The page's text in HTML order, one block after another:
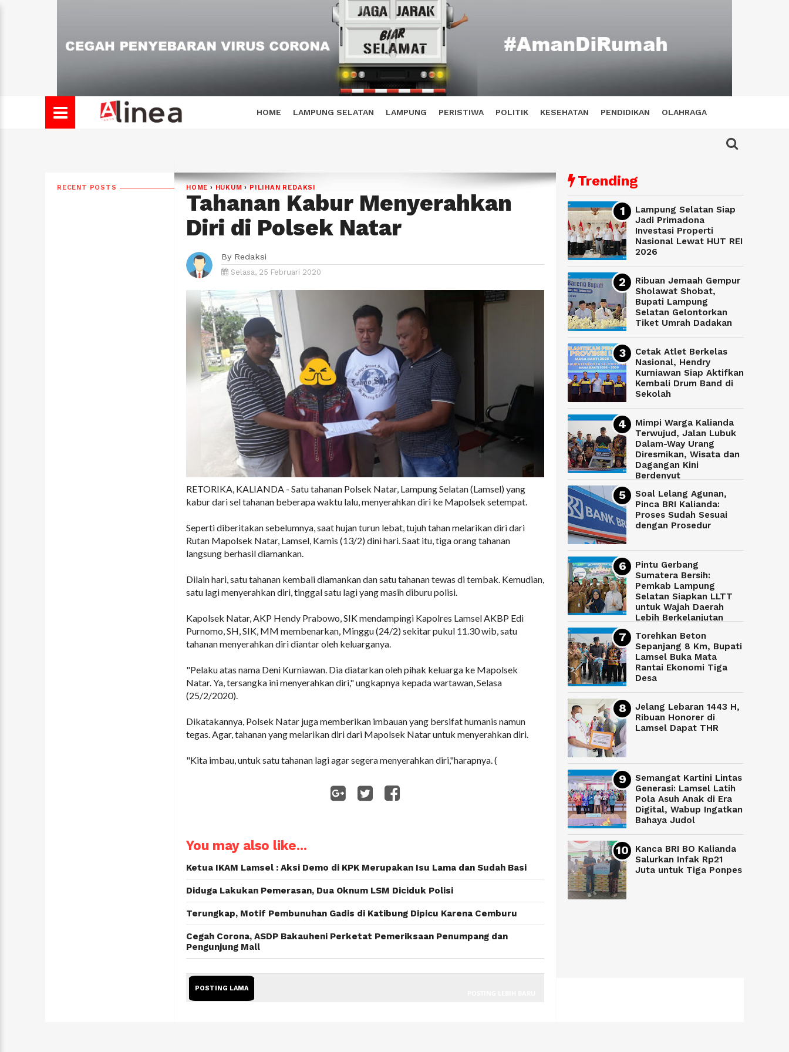
HOME LAMPUNG SELATAN LAMPUNG PERISTIWA POLITIK KESEHATAN PENDIDIKAN OLAHRAGA
RECENT POSTS HOME › HUKUM › PILIHAN REDAKSI
Tahanan Kabur Menyerahkan
Diri di Polsek Natar
By Redaksi
Selasa, 25 Februari 2020
RETORIKA, KALIANDA - Satu tahanan Polsek Natar, Lampung Selatan (Lamsel) yang
kabur dari sel tahanan beberapa waktu lalu, menyerahkan diri ke Mapolsek setempat.
Seperti diberitakan sebelumnya, saat hujan turun lebat, tujuh tahan melarikan diri dari
Rutan Mapolsek Natar, Lamsel, Kamis (13/2) dini hari. Saat itu, tiga orang tahanan
langsung berhasil diamankan.
Dilain hari, satu tahanan kembali diamankan dan satu tahanan tewas di tembak. Kemudian,
satu lagi menyerahkan diri, tinggal satu lagi yang masih diburu polisi.
Kapolsek Natar, AKP Hendy Prabowo, SIK mendampingi Kapolres Lamsel AKBP Edi
Purnomo, SH, SIK, MM membenarkan, Minggu (24/2) sekitar pukul 11.30 wib, satu
tahanan menyerahkan diri diantar oleh keluarganya.
"Pelaku atas nama Deni Kurniawan. Dia diatarkan oleh pihak keluarga ke Mapolsek
Natar. Ya, tersangka ini menyerahkan diri," ungkapnya kepada wartawan, Selasa
(25/2/2020).
Dikatakannya, Polsek Natar juga memberikan imbauan yang bersifat humanis namun
tegas. Agar, tahanan yang melarikan diri dari Mapolsek Natar untuk menyerahkan diri.
"Kita imbau, untuk satu tahanan lagi agar segera menyerahkan diri,"harapnya. (
You may also like...
Ketua IKAM Lamsel : Aksi Demo di KPK Merupakan Isu Lama dan Sudah Basi
Diduga Lakukan Pemerasan, Dua Oknum LSM Diciduk Polisi
Terungkap, Motif Pembunuhan Gadis di Katibung Dipicu Karena Cemburu
Cegah Corona, ASDP Bakauheni Perketat Pemeriksaan Penumpang dan
Pengunjung Mall
POSTING LAMA
Trending
Lampung Selatan Siap
Jadi Primadona
Investasi Properti
Nasional Lewat HUT REI
2026
Ribuan Jemaah Gempur
Sholawat Shobat,
Bupati Lampung
Selatan Gelontorkan
Tiket Umrah Dadakan
Cetak Atlet Berkelas
Nasional, Hendry
Kurniawan Siap Aktifkan
Kembali Drum Band di
Sekolah
Mimpi Warga Kalianda
Terwujud, Jalan Lubuk
Dalam-Way Urang
Diresmikan, Wisata dan
Dagangan Kini
Berdenyut
Soal Lelang Agunan,
Pinca BRI Kalianda:
Proses Sudah Sesuai
dengan Prosedur
Pintu Gerbang
Sumatera Bersih:
Pemkab Lampung
Selatan Siapkan LLTT
untuk Wajah Daerah
Lebih Berkelanjutan
Torehkan Beton
Sepanjang 8 Km, Bupati
Lamsel Buka Mata
Rantai Ekonomi Tiga
Desa
Jelang Lebaran 1443 H,
Ribuan Honorer di
Lamsel Dapat THR
Semangat Kartini Lintas
Generasi: Lamsel Latih
Pola Asuh Anak di Era
Digital, Wabup Ingatkan
Bahaya Judol
Kanca BRI BO Kalianda
Salurkan Infak Rp21
Juta untuk Tiga Ponpes